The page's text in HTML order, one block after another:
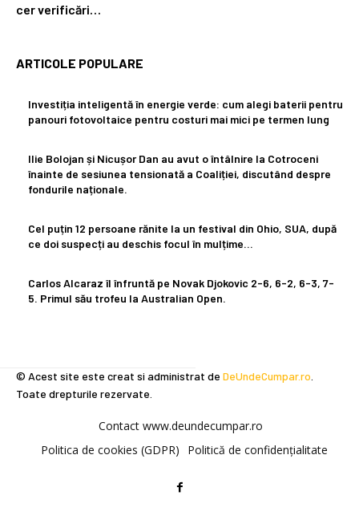
cer verificări…
ARTICOLE POPULARE
Investiția inteligentă în energie verde: cum alegi baterii pentru
panouri fotovoltaice pentru costuri mai mici pe termen lung
Ilie Bolojan și Nicușor Dan au avut o întâlnire la Cotroceni
înainte de sesiunea tensionată a Coaliției, discutând despre
fondurile naționale.
Cel puțin 12 persoane rănite la un festival din Ohio, SUA, după
ce doi suspecți au deschis focul în mulțime…
Carlos Alcaraz îl înfruntă pe Novak Djokovic 2-6, 6-2, 6-3, 7-
5. Primul său trofeu la Australian Open.
© Acest site este creat si administrat de DeUndeCumpar.ro
Toate drepturile rezervate.
Contact www.deundecumpar.ro
Politica de cookies (GDPR)
Politică de confidențialitate